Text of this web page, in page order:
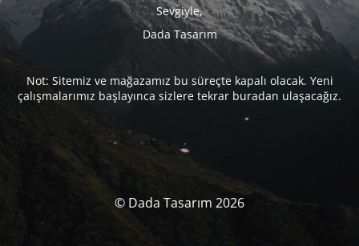
Sevgiyle,
Dada Tasarım
Not: Sitemiz ve mağazamız bu süreçte kapalı olacak. Yeni
çalışmalarımız başlayınca sizlere tekrar buradan ulaşacağız.
© Dada Tasarım 2026